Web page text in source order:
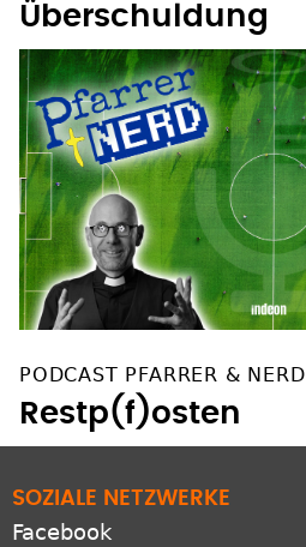
Überschuldung
PODCAST PFARRER & NERD
Restp(f)osten
SOZIALE NETZWERKE
Facebook